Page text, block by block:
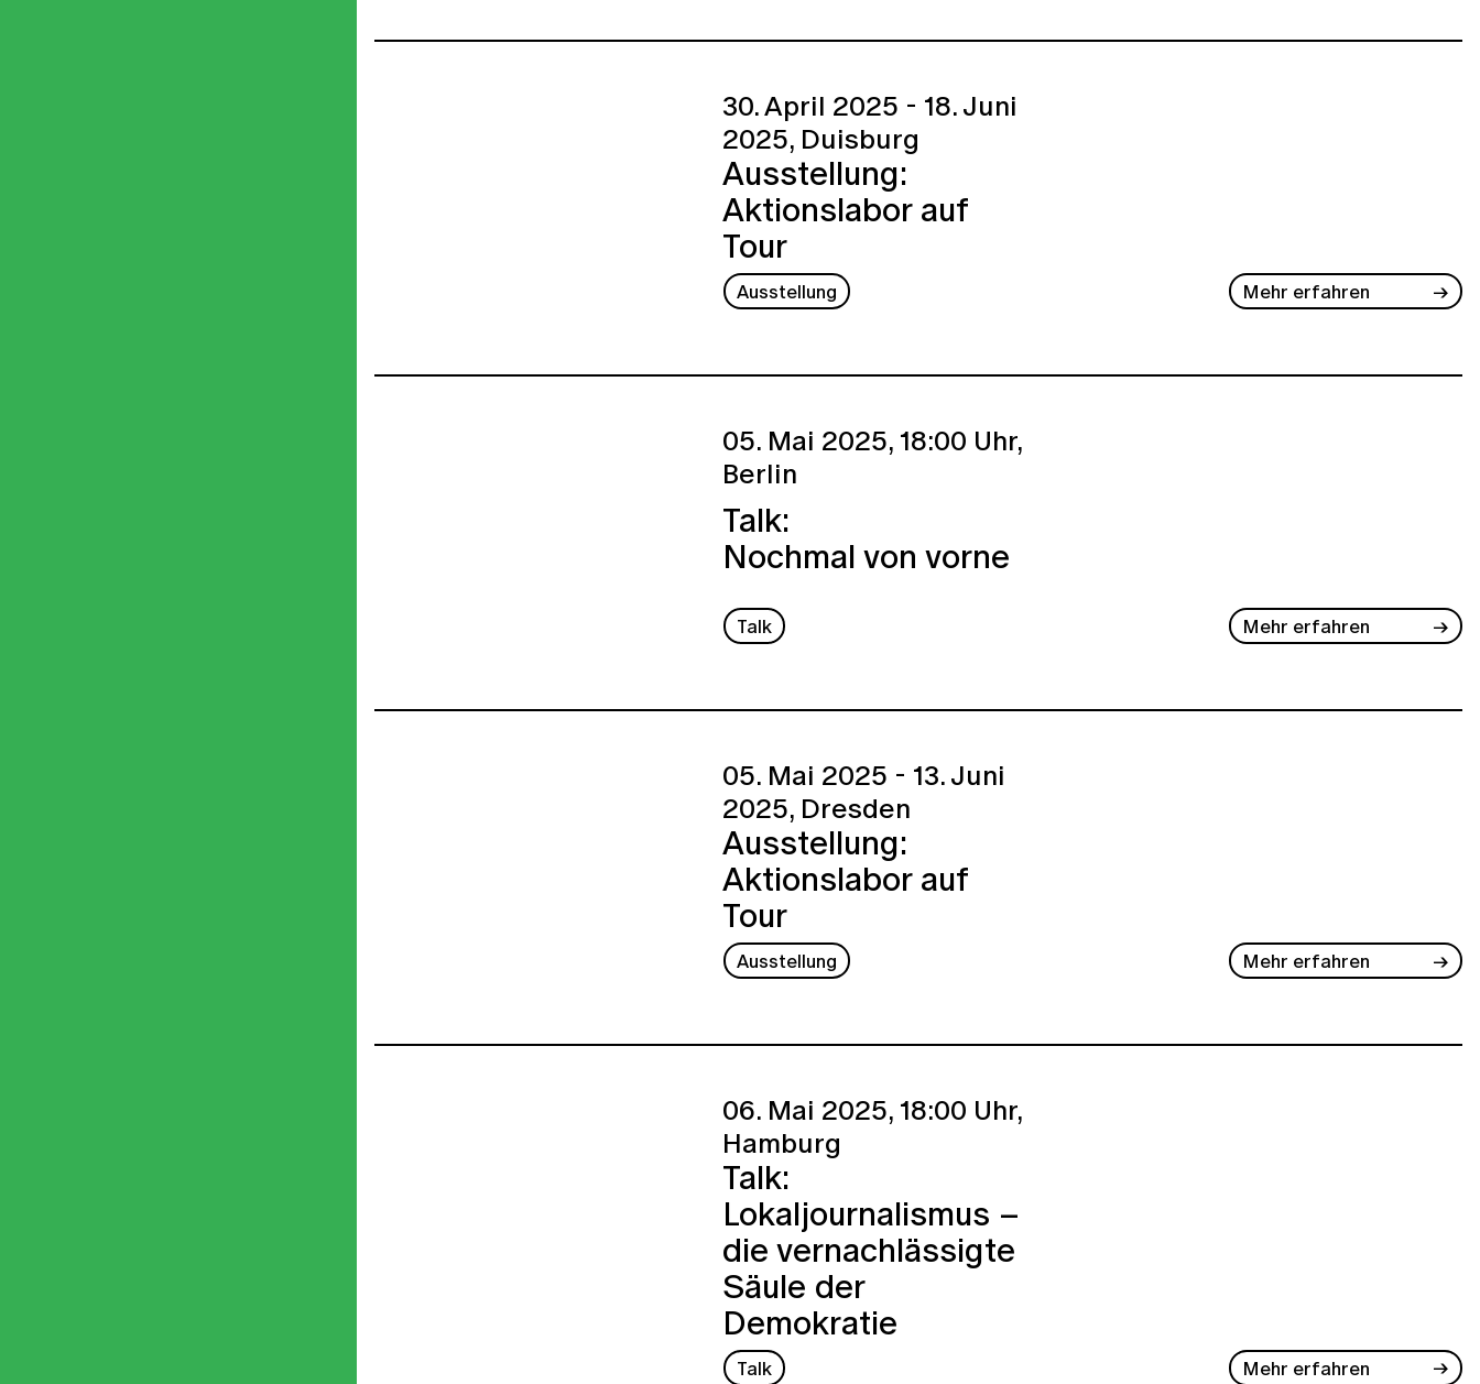
30. April 2025 - 18. Juni
2025, Duisburg
Ausstellung:
Aktionslabor auf
Tour
Ausstellung Mehr erfahren
05. Mai 2025,18:00 Uhr,
Berlin
Talk:
Nochmal von vorne
Talk Mehr erfahren
05. Mai 2025 - 13. Juni
2025, Dresden
Ausstellung:
Aktionslabor auf
Tour
Ausstellung Mehr erfahren
06. Mai 2025,18:00 Uhr,
Hamburg
Talk:
Lokaljournalismus –
die vernachlässigte
Säule der
Demokratie
Talk Mehr erfahren